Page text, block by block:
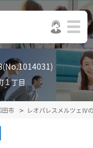
１丁目
田市 レオパレスメルツェⅣ